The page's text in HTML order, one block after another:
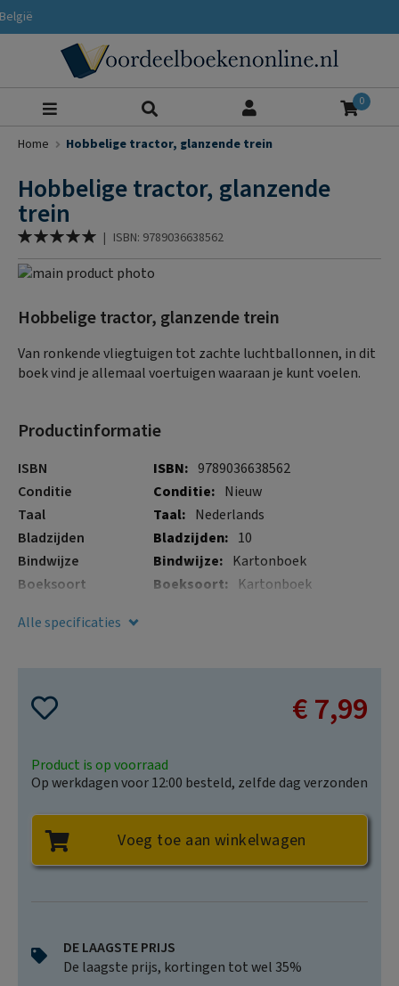
0
Home Hobbelige tractor, glanzende trein
Hobbelige tractor, glanzende
trein
Waardering:
% of
| ISBN: 9789036638562
Ga
het
van
de
naar
begin
van
gallerij
Hobbelige tractor, glanzende trein
Van ronkende vliegtuigen tot zachte luchtballonnen, in dit
boek vind je allemaal voertuigen waaraan je kunt voelen.
Productinformatie
Meer
informatie
ISBN
9789036638562
Conditie
Nieuw
Taal
Nederlands
Bladzijden
10
Bindwijze
Kartonboek
Boeksoort
Kartonboek
Verschijningsdatum
Alle specificaties
€ 7,99
Product is op voorraad
Op werkdagen voor 12:00 besteld, zelfde dag verzonden
Voeg toe aan winkelwagen
DE LAAGSTE PRIJS
De laagste prijs, kortingen tot wel 35%